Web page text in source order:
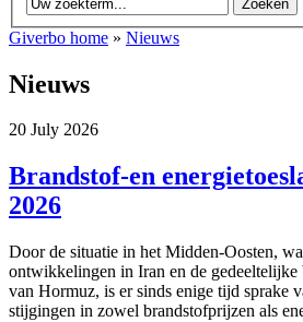
Giverbo home » Nieuws
Nieuws
20 July 2026
Brandstof-en
2026
Door de situatie in het Midden-Oosten,
ontwikkelingen in Iran en de gedeeltelijke
van Hormuz, is er sinds enige tijd sprake
stijgingen in zowel brandstofprijzen als